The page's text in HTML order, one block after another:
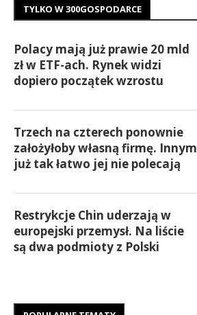
TYLKO W 300GOSPODARCE
Polacy mają już prawie 20 mld
zł w ETF-ach. Rynek widzi
dopiero początek wzrostu
Trzech na czterech ponownie
założyłoby własną firmę. Innym
już tak łatwo jej nie polecają
Restrykcje Chin uderzają w
europejski przemysł. Na liście
są dwa podmioty z Polski